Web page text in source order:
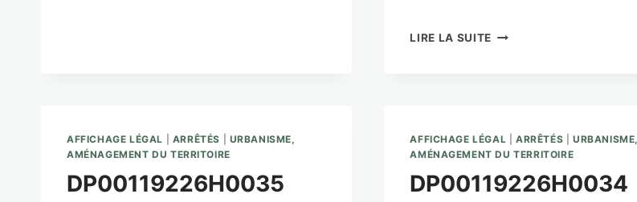
LIRE LA SUITE CU00119226H0016
CONSORTS
MERCIER-
AFFICHAGE LÉGAL ARRÊTÉS
URBANISME,
AMÉNAGEMENT DU TERRITOIRE
DP00119226H0035
AFFICHAGE LÉGAL |ARRÊTÉS |URBANISME,
AMÉNAGEMENT DU TERRITOIRE
DP00119226H0034